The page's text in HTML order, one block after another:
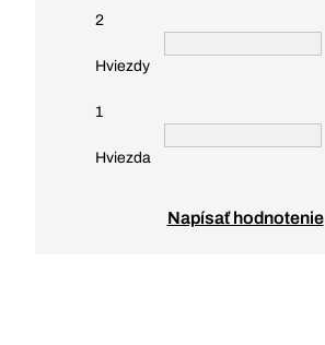
2
Hviezdy
1
Hviezda
Napísať hodnotenie